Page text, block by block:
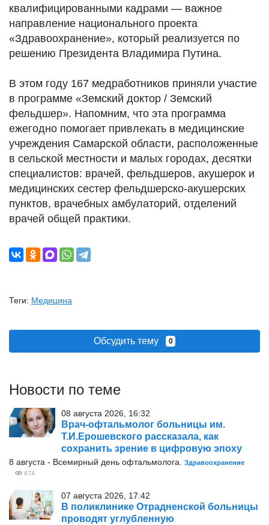
квалифицированными кадрами — важное
направление национального проекта
«Здравоохранение», который реализуется по
решению Президента Владимира Путина.
В этом году 167 медработников приняли участие
в программе «Земский доктор / Земский
фельдшер». Напомним, что эта программа
ежегодно помогает привлекать в медицинские
учреждения Самарской области, расположенные
в сельской местности и малых городах, десятки
специалистов: врачей, фельдшеров, акушерок и
медицинских сестер фельдшерско-акушерских
пунктов, врачебных амбулаторий, отделений
врачей общей практики.
Теги: Медицина
Обсудить тему 0
Новости по теме
08 августа 2026, 16:32
Врач-офтальмолог больницы им.
Т.И.Ерошевского рассказала, как
сохранить зрение в цифровую эпоху
8 августа - Всемирный день офтальмолога. Здравоохранение
474
07 августа 2026, 17:42
В поликлинике Отрадненской больницы
проводят углубленную